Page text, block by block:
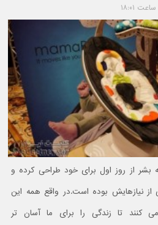
بشر از روز اول برای خود طراحی کرده و
نیازهایش بوده است.در واقع همه این
کنند تا زندگی را برای ما آسان تر